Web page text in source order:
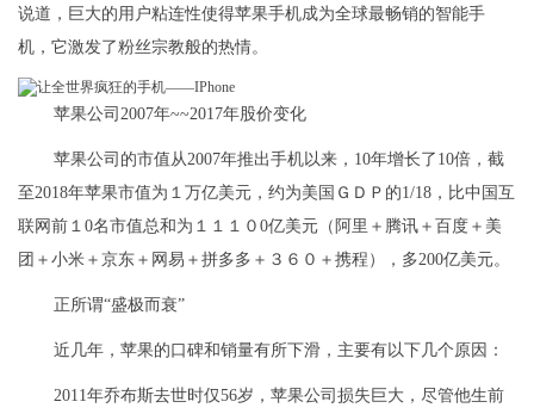
说道，巨大的用户粘连性使得苹果手机成为全球最畅销的智能手
机，它激发了粉丝宗教般的热情。
苹果公司2007年~~2017年股价变化
苹果公司的市值从2007年推出手机以来，10年增长了10倍，截
至2018年苹果市值为１万亿美元，约为美国ＧＤＰ的1/18，比中国互
联网前１0名市值总和为１１１０0亿美元（阿里＋腾讯＋百度＋美
团＋小米＋京东＋网易＋拼多多＋３６０＋携程），多200亿美元。
正所谓“盛极而衰”
近几年，苹果的口碑和销量有所下滑，主要有以下几个原因：
2011年乔布斯去世时仅56岁，苹果公司损失巨大，尽管他生前